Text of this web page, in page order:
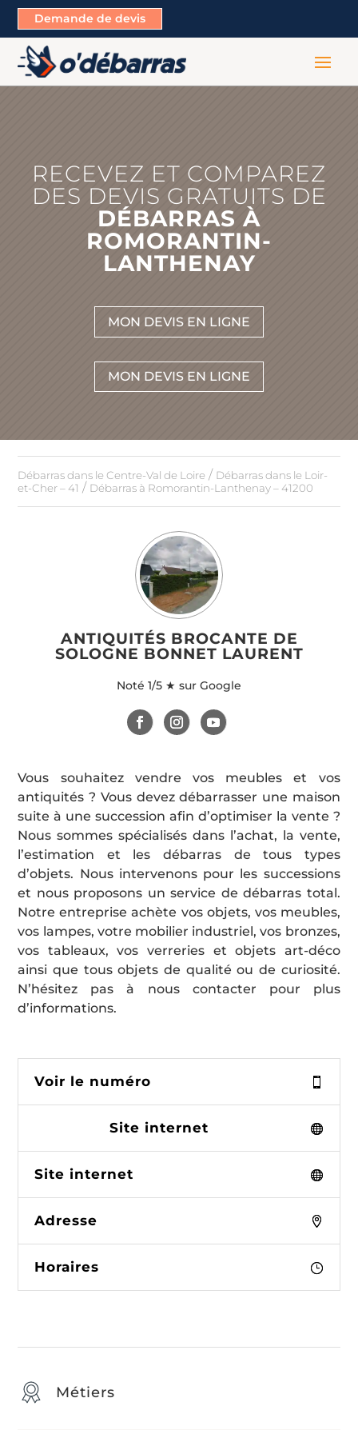
Demande de devis
RECEVEZ ET COMPAREZ
DES DEVIS GRATUITS DE
DÉBARRAS À
ROMORANTIN-
LANTHENAY
MON DEVIS EN LIGNE
MON DEVIS EN LIGNE
Débarras dans le Centre-Val de Loire / Débarras dans le Loir-
et-Cher – 41 / Débarras à Romorantin-Lanthenay – 41200
ANTIQUITÉS BROCANTE DE
SOLOGNE BONNET LAURENT
Noté 1/5 ★ sur Google
Vous souhaitez vendre vos meubles et vos
antiquités ? Vous devez débarrasser une maison
suite à une succession afin d’optimiser la vente ?
Nous sommes spécialisés dans l’achat, la vente,
l’estimation et les débarras de tous types
d’objets. Nous intervenons pour les successions
et nous proposons un service de débarras total.
Notre entreprise achète vos objets, vos meubles,
vos lampes, votre mobilier industriel, vos bronzes,
vos tableaux, vos verreries et objets art-déco
ainsi que tous objets de qualité ou de curiosité.
N’hésitez pas à nous contacter pour plus
d’informations.
Voir le numéro
Site internet
Site internet
Adresse
Horaires
Métiers